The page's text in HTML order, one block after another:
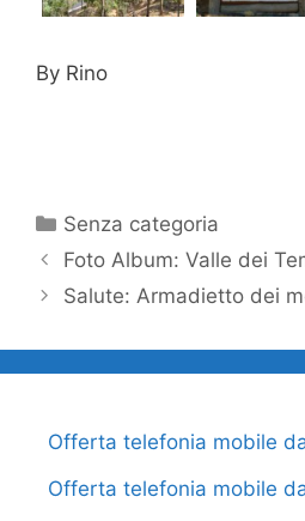
By Rino
Categorie
Senza categoria
Foto Album: Valle dei
Salute: Armadietto dei
Offerta telefonia mobile
Offerta telefonia mobile